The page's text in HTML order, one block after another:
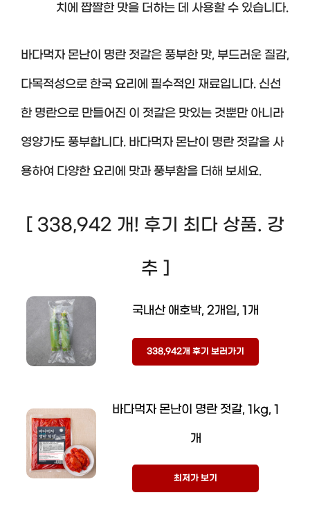
치에 짭짤한 맛을 더하는 데 사용할 수 있습니다.
바다먹자 몬난이 명란 젓갈은 풍부한 맛, 부드러운 질감,
다목적성으로 한국 요리에 필수적인 재료입니다. 신선
한 명란으로 만들어진 이 젓갈은 맛있는 것뿐만 아니라
영양가도 풍부합니다. 바다먹자 몬난이 명란 젓갈을 사
용하여 다양한 요리에 맛과 풍부함을 더해 보세요.
[ 338,942 개! 후기 최다 상품. 강
추 ]
국내산 애호박, 2개입, 1개
338,942개 후기 보러가기
바다먹자 몬난이 명란 젓갈, 1kg, 1
개
최저가 보기